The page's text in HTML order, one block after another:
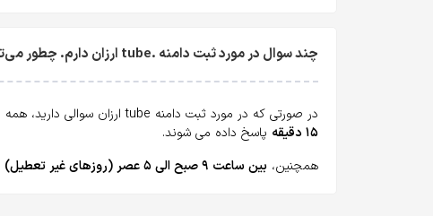
چند سوال در مورد ثبت دامنه .tube ارزان دارم. چطور می‌تونم بپرسم؟
در صورتی که در مورد ثبت دامنه tube ارزان سوالی دارید، همه روزه می‌توانید از طریق
۱۵ دقیقه
پاسخ داده می شوند.
همچنین، بین ساعت ۹ صبح الی ۵ عصر (روزهای غیر تعطیل)